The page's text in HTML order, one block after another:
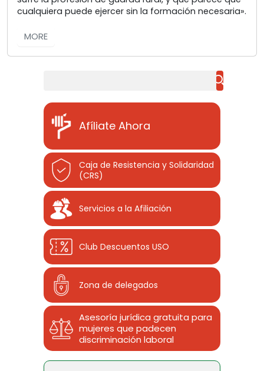
cualquiera puede ejercer sin la formación necesaria».
MORE
Afíliate Ahora
Caja de Resistencia y Solidaridad
(CRS)
Servicios a la Afiliación
Club Descuentos USO
Zona de delegados
Asesoría jurídica gratuita para
mujeres que padecen
discriminación laboral